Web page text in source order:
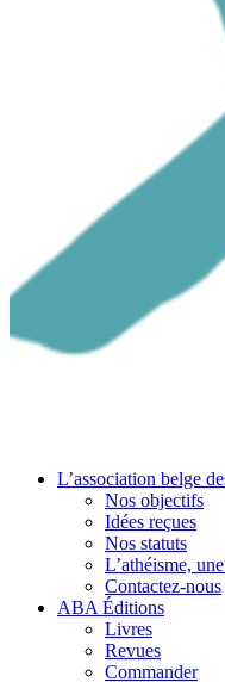
L’association belge
Nos objectifs
Idées reçues
Nos statuts
L’athéisme,
Contactez-nous
ABA Éditions
Livres
Revues
Commander